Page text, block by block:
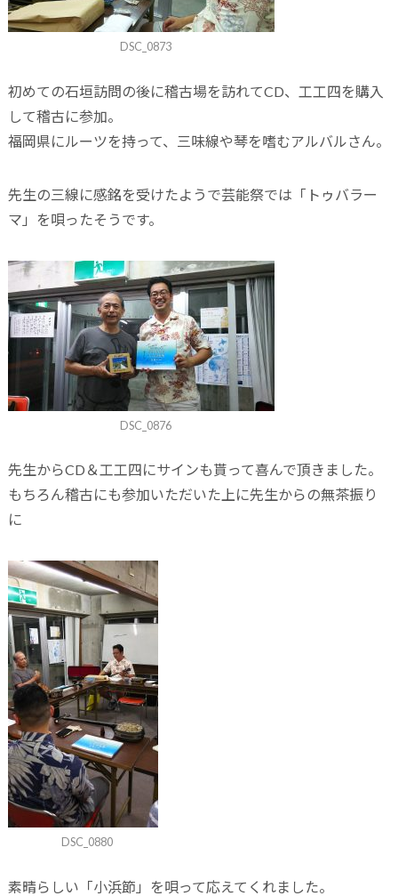
DSC_0873
初めての石垣訪問の後に稽古場を訪れてCD、工工四を購入
して稽古に参加。
福岡県にルーツを持って、三味線や琴を嗜むアルバルさん。
先生の三線に感銘を受けたようで芸能祭では「トゥバラー
マ」を唄ったそうです。
DSC_0876
先生からCD＆工工四にサインも貰って喜んで頂きました。
もちろん稽古にも参加いただいた上に先生からの無茶振り
に
DSC_0880
素晴らしい「小浜節」を唄って応えてくれました。